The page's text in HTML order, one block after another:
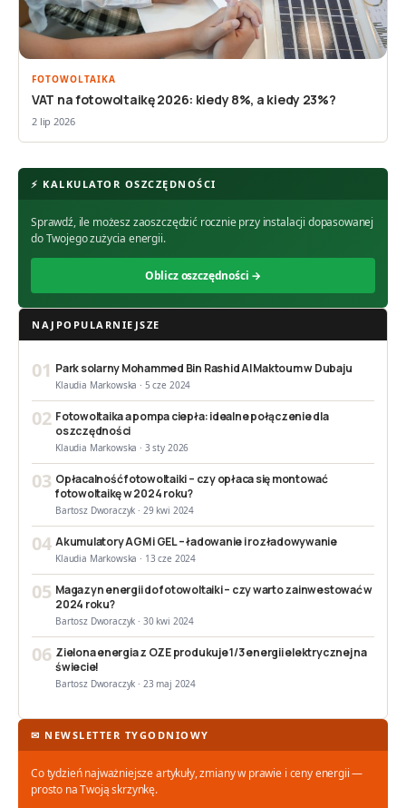
FOTOWOLTAIKA
VAT na fotowoltaikę 2026: kiedy 8%, a kiedy 23%?
2 lip 2026
⚡ KALKULATOR OSZCZĘDNOŚCI
Sprawdź, ile możesz zaoszczędzić rocznie przy instalacji dopasowanej
do Twojego zużycia energii.
Oblicz oszczędności →
NAJPOPULARNIEJSZE
01 Park solarny Mohammed Bin Rashid Al Maktoum w Dubaju
Klaudia Markowska · 5 cze 2024
02 Fotowoltaika a pompa ciepła: idealne połączenie dla
oszczędności
Klaudia Markowska · 3 sty 2026
03 Opłacalność fotowoltaiki – czy opłaca się montować
fotowoltaikę w 2024 roku?
Bartosz Dworaczyk · 29 kwi 2024
04 Akumulatory AGM i GEL – ładowanie i rozładowywanie
Klaudia Markowska · 13 cze 2024
05 Magazyn energii do fotowoltaiki – czy warto zainwestować w
2024 roku?
Bartosz Dworaczyk · 30 kwi 2024
06 Zielona energia z OZE produkuje 1/3 energii elektrycznej na
świecie!
Bartosz Dworaczyk · 23 maj 2024
✉ NEWSLETTER TYGODNIOWY
Co tydzień najważniejsze artykuły, zmiany w prawie i ceny energii —
prosto na Twoją skrzynkę.